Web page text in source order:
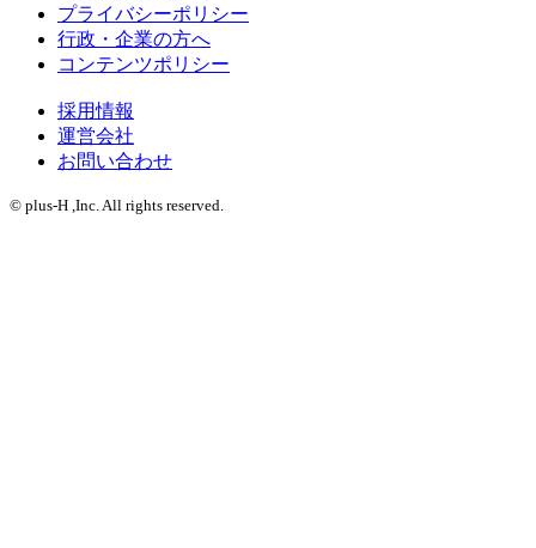
プライバシーポリシー
行政・企業の方へ
コンテンツポリシー
採用情報
運営会社
お問い合わせ
© plus-H ,Inc. All rights reserved.